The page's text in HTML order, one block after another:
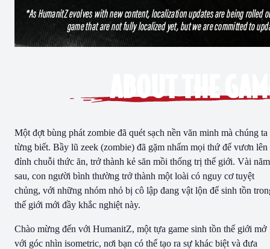
Một đợt bùng phát zombie đã quét sạch nền văn minh mà chúng ta
từng biết. Bầy lũ zeek (zombie) đã gặm nhấm mọi thứ để vươn lên
đỉnh chuỗi thức ăn, trở thành kẻ săn mồi thống trị thế giới. Vài năm
sau, con người bình thường trở thành một loài có nguy cơ tuyệt
chủng, với những nhóm nhỏ bị cô lập đang vật lộn để sinh tồn
thế giới mới đầy khắc nghiệt này.
Chào mừng đến với HumanitZ, một tựa game sinh tồn thế giới mở
với góc nhìn isometric, nơi bạn có thể tạo ra sự khác biệt và đưa